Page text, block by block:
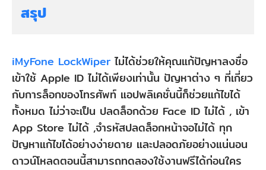
สรุป
iMyFone LockWiper ไม่ได้ช่วยให้คุณแก้ปัญหาลงชื่อ
เข้าใช้ Apple ID ไม่ได้เพียงเท่านั้น ปัญหาต่าง ๆ ที่เกี่ยว
กับการล็อกของโทรศัพท์ แอปพลิเคชั่นนี้ก็ช่วยแก้ไขได้
ทั้งหมด ไม่ว่าจะเป็น ปลดล็อกด้วย Face ID ไม่ได้ , เข้า
App Store ไม่ได้ ,จำรหัสปลดล็อกหน้าจอไม่ได้ ทุก
ปัญหาแก้ไขได้อย่างง่ายดาย และปลอดภัยอย่างแน่นอน
ดาวน์โหลดตอนนี้สามารถทดลองใช้งานฟรีได้ก่อนใคร